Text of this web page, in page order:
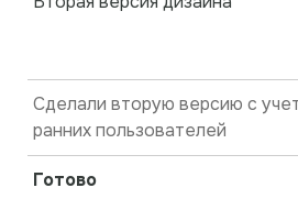
Сделали вторую версию с
ранних пользователей
Готово